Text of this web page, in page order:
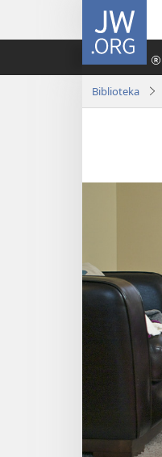
JW.ORG
Biblioteka